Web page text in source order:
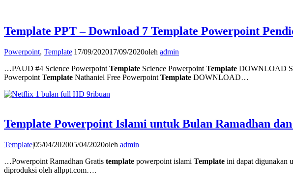
Template PPT – Download 7 Template Powerpoint
Powerpoint, Template|17/09/202017/09/2020oleh admin
…PAUD #4 Science Powerpoint Template Science Powerpoint Template DOWNLOAD
Powerpoint Template Nathaniel Free Powerpoint Template DOWNLOAD…
Template Powerpoint Islami untuk Bulan Ramadhan
Template|05/04/202005/04/2020oleh admin
…Powerpoint Ramadhan Gratis template powerpoint islami Template ini dapat digunakan
diproduksi oleh allppt.com….